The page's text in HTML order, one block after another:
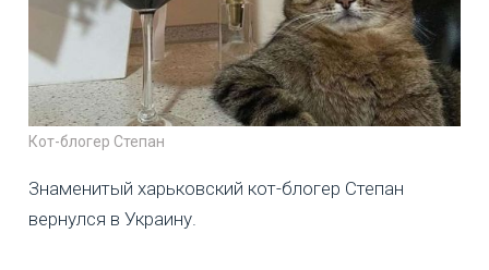
Кот-блогер Степан
Знаменитый харьковский кот-блогер Степан
вернулся в Украину.